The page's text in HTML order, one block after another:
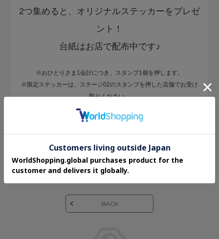
2つ集めると、オリジナルステッカーをプレゼ
ント！
台紙はお店で配布中です♪
※おひとりさま1会計につき、スタンプ1個を押します。
※限定ステッカーは、ステージ02のスタンプを押した店舗でお受け
取りください。
おひとりにつき1枚となります。
※カプセルトイは対象外となります。
BACK